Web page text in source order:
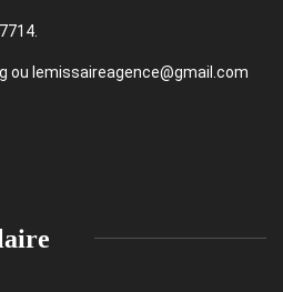
ou lemissaireagence@gmail.com